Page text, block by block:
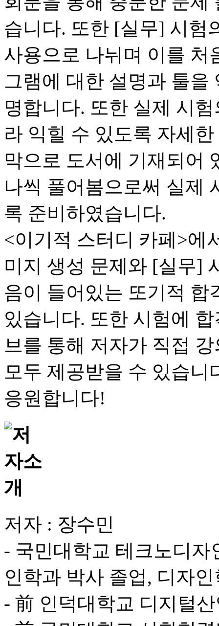
습니다. 또한 [실무] 시험
사용으로 나뉘며 이를 처
그램에 대한 설명과 툴을
명합니다. 또한 실제 시
라 익힐 수 있도록 자세
막으로 도서에 기재되어
나씩 풀어봄으로써 실제
록 준비하였습니다.
<이기적 스터디 카페>에
미지 생성 문제와 [실무]
음이 들어있는 또기적 합
있습니다. 또한 시험에
브를 통해 저자가 직접
모두 제공받을 수 있습니
응원합니다!
저자 : 장수민
- 국민대학교 테크노디
인학과 박사 졸업, 디자
- 前 인덕대학교 디지털